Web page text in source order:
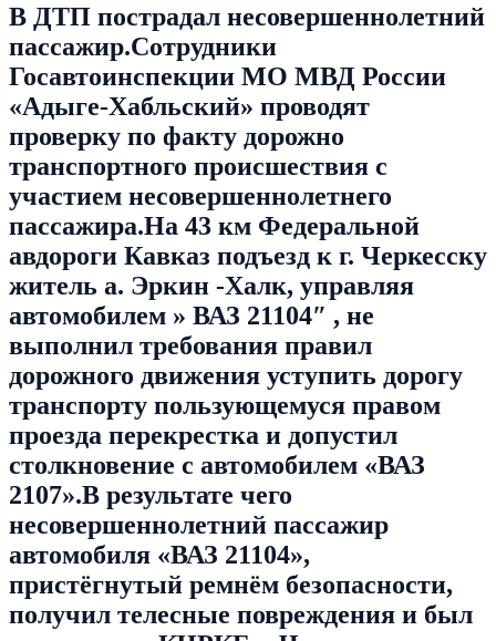
В ДТП пострадал несовершеннолетний
пассажир.Сотрудники
Госавтоинспекции МО МВД России
«Адыге-Хабльский» проводят
проверку по факту дорожно
транспортного происшествия с
участием несовершеннолетнего
пассажира.На 43 км Федеральной
авдороги Кавказ подъезд к г. Черкесску
житель а. Эркин -Халк, управляя
автомобилем » ВАЗ 21104″ , не
выполнил требования правил
дорожного движения уступить дорогу
транспорту пользующемуся правом
проезда перекрестка и допустил
столкновение с автомобилем «ВАЗ
2107».В результате чего
несовершеннолетний пассажир
автомобиля «ВАЗ 21104»,
пристёгнутый ремнём безопасности,
получил телесные повреждения и был